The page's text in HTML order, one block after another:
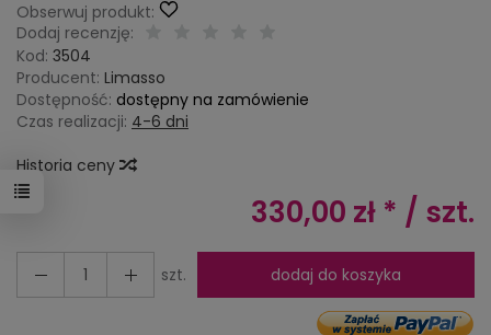
Obserwuj produkt:
Dodaj recenzję:
Kod: 3504
Producent: Limasso
Dostępność: dostępny na zamówienie
Czas realizacji: 4-6 dni
Historia ceny
330,00 zł * / szt.
szt. dodaj do koszyka